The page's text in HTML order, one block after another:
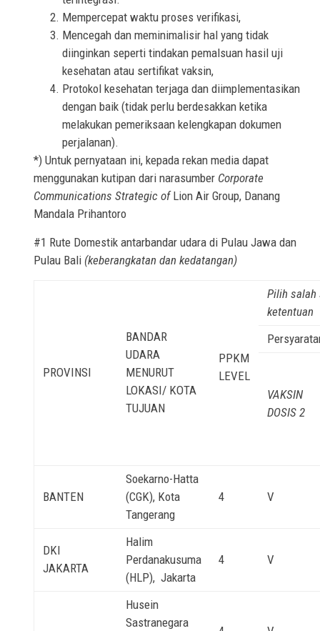
Mempercepat waktu proses verifikasi,
Mencegah dan meminimalisir hal yang tidak
diinginkan seperti tindakan pemalsuan hasil uji
kesehatan atau sertifikat vaksin,
Protokol kesehatan terjaga dan diimplementasikan
dengan baik (tidak perlu berdesakkan ketika
melakukan pemeriksaan kelengkapan dokumen
perjalanan).
*) Untuk pernyataan ini, kepada rekan media dapat
menggunakan kutipan dari narasumber Corporate
Communications Strategic ofLion Air Group, Danang
Mandala Prihantoro
#1 Rute Domestik antarbandar udara di Pulau Jawa dan
Pulau Bali (keberangkatan dan kedatangan)
PROVINSI
BANDAR
UDARA
MENURUT
LOKASI/ KOTA
TUJUAN
PPKM
LEVEL
Pilih salah
ketentuan
VAKSIN
DOSIS 2
BANTEN
Soekarno-Hatta
(CGK), Kota
Tangerang
4 V
DKI
JAKARTA
Halim
Perdanakusuma
(HLP), Jakarta
4 V
Husein
Sastranegara